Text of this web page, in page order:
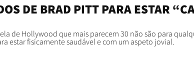
DE BRAD PITT PARA ESTAR
de Hollywood que mais parecem 30 não são para
estar fisicamente saudável e com um aspeto jovial.